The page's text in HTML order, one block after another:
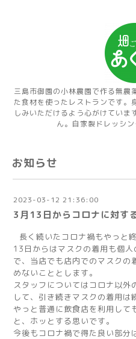
三島市御園の小林農園で作る無農
た食材を使ったレストランです。
しみいただけるよう心がけてい
ん。自家製ドレッシ
お知らせ
2023-03-12 21:36:00
3月13日からコロナに対す
長く続いたコロナ禍もやっと
13日からはマスクの着用も個
で、当店でも店内でのマスクの
めないこととします。
スタッフについてはコロナ以外
して、引き続きマスクの着用は
やっと普通に飲食店を利用して
と、ホッとする思いです。
今後もコロナ禍で得た良い部分